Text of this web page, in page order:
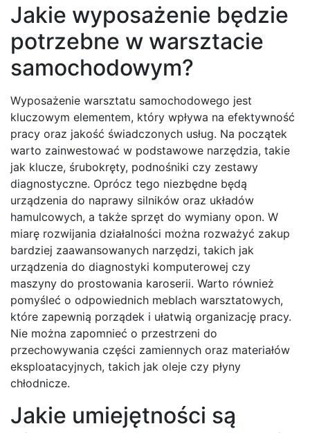
Jakie wyposażenie będzie
potrzebne w warsztacie
samochodowym?
Wyposażenie warsztatu samochodowego jest
kluczowym elementem, który wpływa na efektywność
pracy oraz jakość świadczonych usług. Na początek
warto zainwestować w podstawowe narzędzia, takie
jak klucze, śrubokręty, podnośniki czy zestawy
diagnostyczne. Oprócz tego niezbędne będą
urządzenia do naprawy silników oraz układów
hamulcowych, a także sprzęt do wymiany opon. W
miarę rozwijania działalności można rozważyć zakup
bardziej zaawansowanych narzędzi, takich jak
urządzenia do diagnostyki komputerowej czy
maszyny do prostowania karoserii. Warto również
pomyśleć o odpowiednich meblach warsztatowych,
które zapewnią porządek i ułatwią organizację pracy.
Nie można zapomnieć o przestrzeni do
przechowywania części zamiennych oraz materiałów
eksploatacyjnych, takich jak oleje czy płyny
chłodnicze.
Jakie umiejętności są